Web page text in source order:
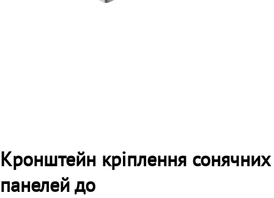
Кронштейн кріплення сонячних
панелей до